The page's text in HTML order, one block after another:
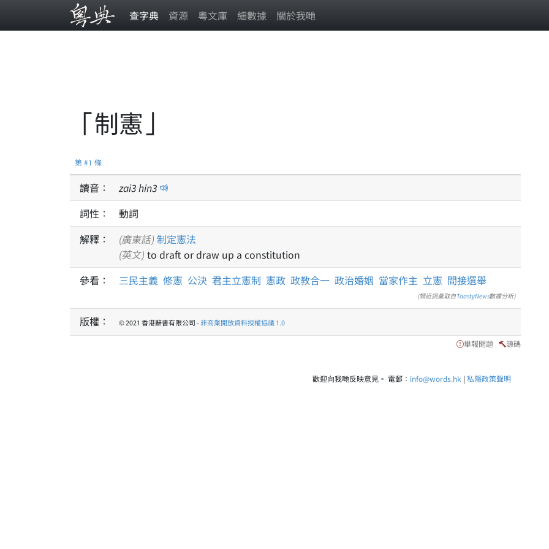
查字典 資源 粵文庫 細數據 關於我哋
「制憲」
第 #1 條
讀音： zai3hin3
詞性：
動詞
解釋：
(廣東話) 制定憲法
(英文) to draft or draw up a constitution
參看：
三民主義 修憲 公決 君主立憲制 憲政 政教合一 政治婚姻 當家作主 立憲 間接選舉
(類近詞彙取自ToastyNews數據分析)
版權： © 2021 香港辭書有限公司 -非商業開放資料授權協議 1.0
舉報問題 源碼
歡迎向我哋反映意見。 電郵： info@words.hk | 私隱政策聲明